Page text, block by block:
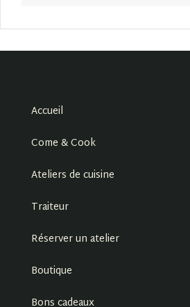
Accueil
Come & Cook
Ateliers de cuisine
Traiteur
Réserver un atelier
Boutique
Bons cadeaux